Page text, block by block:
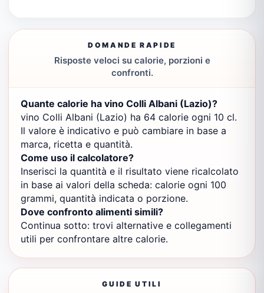
DOMANDE RAPIDE
Risposte veloci su calorie, porzioni e
confronti.
Quante calorie ha vino Colli Albani (Lazio)?
vino Colli Albani (Lazio) ha 64 calorie ogni 10 cl.
Il valore è indicativo e può cambiare in base a
marca, ricetta e quantità.
Come uso il calcolatore?
Inserisci la quantità e il risultato viene ricalcolato
in base ai valori della scheda: calorie ogni 100
grammi, quantità indicata o porzione.
Dove confronto alimenti simili?
Continua sotto: trovi alternative e collegamenti
utili per confrontare altre calorie.
GUIDE UTILI